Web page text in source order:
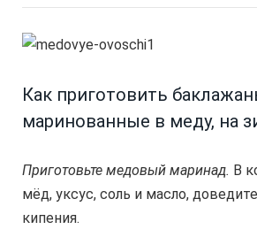
Как приготовить
маринованные в меду, на
Приготовьте медовый маринад. В
мёд, уксус, соль и масло,
кипения.